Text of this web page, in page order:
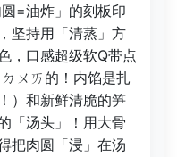
=油炸」的刻板印
坚持用「清蒸」方
，口感超级软Q带点
ㄨㄞ的！内馅是扎
）和新鲜清脆的笋
「汤头」！用大骨
把肉圆「浸」在汤